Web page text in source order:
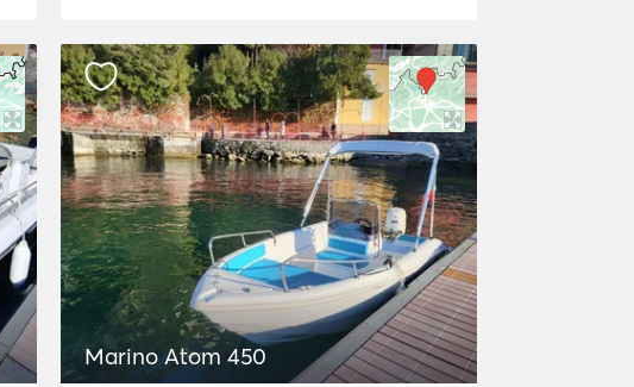
Marino Atom 450